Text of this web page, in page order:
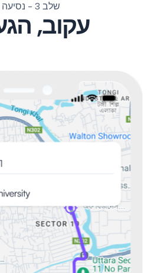
שלב 3 - נסיעה ודירוג
עקוב,